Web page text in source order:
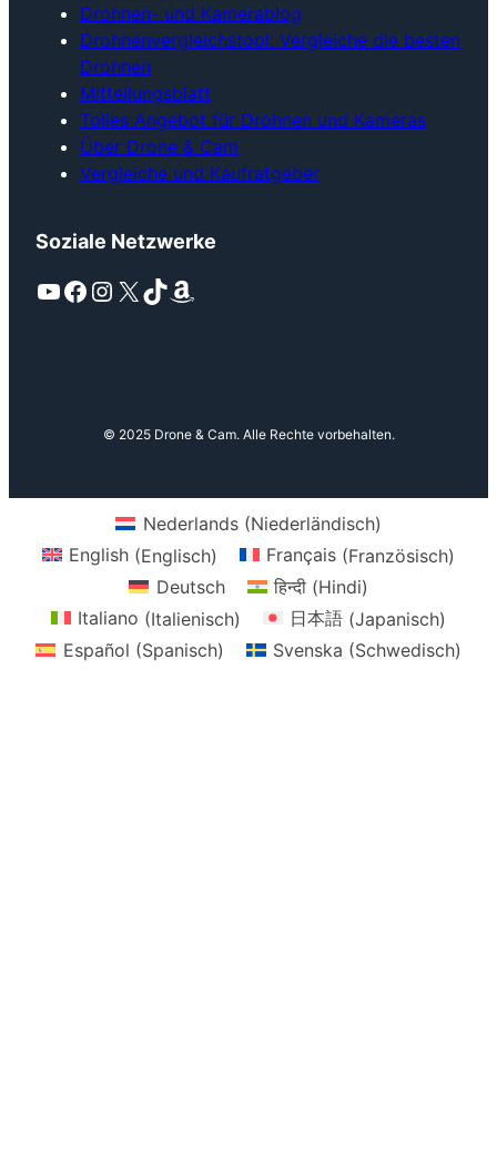
Drohnen- und Kamerablog
Drohnenvergleichstool: Vergleiche die besten
Drohnen
Mitteilungsblatt
Tolles Angebot für Drohnen und Kameras
Über Drone & Cam
Vergleiche und Kaufratgeber
Soziale Netzwerke
YouTube Facebook Instagram X TikTok Amazon
© 2025 Drone & Cam. Alle Rechte vorbehalten.
Nederlands(Niederländisch)
English (Englisch) Français (Französisch)
Deutsch
हिन्दी(Hindi)
Italiano (Italienisch) 日本語 (Japanisch)
Español (Spanisch) Svenska (Schwedisch)